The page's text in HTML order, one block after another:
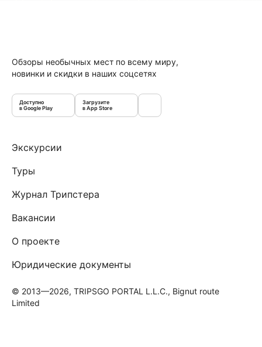
Обзоры необычных мест по всему миру,
новинки и скидки в наших соцсетях
Доступно
в Google Play
Загрузите
в App Store
Экскурсии
Туры
Журнал Трипстера
Вакансии
О проекте
Юридические документы
© 2013—2026, TRIPSGO PORTAL L.L.C., Bignut route
Limited